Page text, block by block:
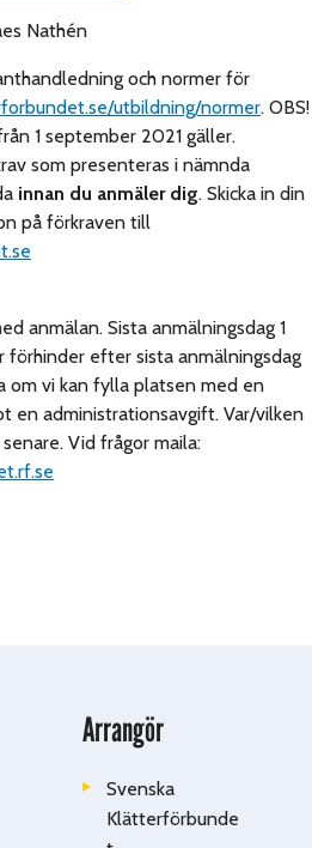
Nathén
och normer för
utbildning/normer. OBS!
1 september 2021 gäller.
som presenteras i nämnda
innan du anmäler dig. Skicka in din
på förkraven till
anmälan. Sista anmälningsdag 1
efter sista anmälningsdag
om vi kan fylla platsen med en
en administrationsavgift. Var/vilken
Vid frågor maila:
Arrangör
Svenska
Klätterförbunde